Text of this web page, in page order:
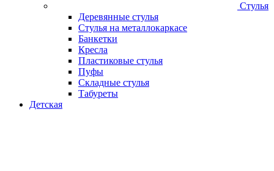
Стулья
Деревянные стулья
Стулья на металлокаркасе
Банкетки
Кресла
Пластиковые стулья
Пуфы
Складные стулья
Табуреты
Детская